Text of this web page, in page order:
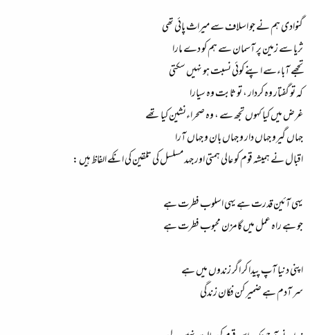
گنوادی ہم نے جو اسلاف سے میراث پائی تھی
ثریا سے زمین پر آسمان سے ہم کو دے مارا
تجھے آباءسے اپنے کوئی نسبت ہو نہیں سکتی
کہ تو گفتار وہ کردار ، تو ثابت وہ سیارا
غرض میں کیا کہوں تجھ سے ، وہ صحراءنشین کیا تھے
جہاں گیرو جہاں دار و جہاں بان و جہاں آرا
اقبال نے ہمیشہ قوم کو عالی ہمتی اور جہد مسلسل کی تلقین کی انکے الفاظ ہیں :
یہی آئین قدرت ہے یہی اسلوب فطرت ہے
جو ہے راہ عمل میں گامزن محبوب فطرت ہے
اپنی دنیا آپ پیدا کر اگر زندوں میں ہے
سر آدم ہے ضمیر کن فکان زندگی